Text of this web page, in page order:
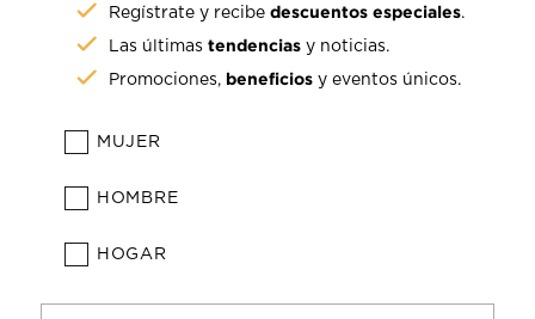
Regístrate y recibedescuentos especiales.
Las últimastendencias y noticias.
Promociones, beneficios y eventos únicos.
MUJER
HOMBRE
HOGAR